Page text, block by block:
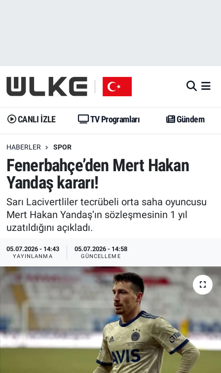
CANLI İZLE TV Programları Gündem
HABERLER SPOR
Fenerbahçe’den Mert Hakan
Yandaş kararı!
Sarı Lacivertliler tecrübeli orta saha oyuncusu
Mert Hakan Yandaş’ın sözleşmesinin 1 yıl
uzatıldığını açıkladı.
05.07.2026 - 14:43
YAYINLANMA
05.07.2026 - 14:58
GÜNCELLEME
Gündem
Dünya
Erişim Bilgileri
Ekonomi
Trend
Yazarlar
Gündem
Trend
Erişim Bilgileri
Spor
Ekonomi
Medya
Özel Haberler
Kadın
Erişim Bilgileri
İstanbul Namaz Vakitleri
Trafik Durumu
Erişim Bilgileri
Tüm Manşetler
Son Dakika Haberleri